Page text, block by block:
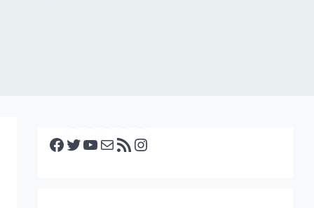
Facebook Twitter YouTube E-mail RSS feed